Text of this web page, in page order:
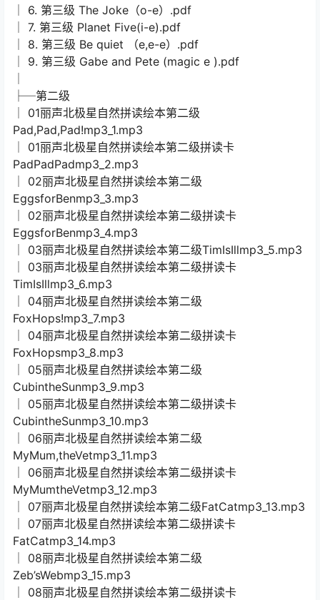
│ 6. 第三级 The Joke（o-e）.pdf
│ 7. 第三级 Planet Five(i-e).pdf
│ 8. 第三级 Be quiet （e,e-e）.pdf
│ 9. 第三级 Gabe and Pete (magic e ).pdf
├─第二级
│ 01丽声北极星自然拼读绘本第二级
Pad,Pad,Pad!mp3_1.mp3
│ 01丽声北极星自然拼读绘本第二级拼读卡
PadPadPadmp3_2.mp3
│ 02丽声北极星自然拼读绘本第二级
EggsforBenmp3_3.mp3
│ 02丽声北极星自然拼读绘本第二级拼读卡
EggsforBenmp3_4.mp3
│ 03丽声北极星自然拼读绘本第二级TimIsIllmp3_5.mp3
│ 03丽声北极星自然拼读绘本第二级拼读卡
TimIsIllmp3_6.mp3
│ 04丽声北极星自然拼读绘本第二级
FoxHops!mp3_7.mp3
│ 04丽声北极星自然拼读绘本第二级拼读卡
FoxHopsmp3_8.mp3
│ 05丽声北极星自然拼读绘本第二级
CubintheSunmp3_9.mp3
│ 05丽声北极星自然拼读绘本第二级拼读卡
CubintheSunmp3_10.mp3
│ 06丽声北极星自然拼读绘本第二级
MyMum,theVetmp3_11.mp3
│ 06丽声北极星自然拼读绘本第二级拼读卡
MyMumtheVetmp3_12.mp3
│ 07丽声北极星自然拼读绘本第二级FatCatmp3_13.mp3
│ 07丽声北极星自然拼读绘本第二级拼读卡
FatCatmp3_14.mp3
│ 08丽声北极星自然拼读绘本第二级
Zeb’sWebmp3_15.mp3
│ 08丽声北极星自然拼读绘本第二级拼读卡